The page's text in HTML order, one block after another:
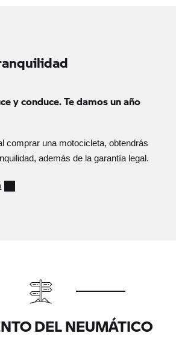
y conduce. Te damos un año
comprar una motocicleta, obtendrás
además de la garantía legal.
DEL NEUMÁTICO